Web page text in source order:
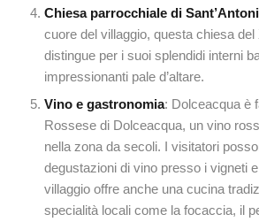
Chiesa parrocchiale di
cuore del villaggio, questa chiesa
distingue per i suoi splendidi interni
impressionanti pale d’altare.
Vino e gastronomia: Dolceacqua è
Rossese di Dolceacqua, un vino
nella zona da secoli. I visitatori
degustazioni di vino presso i vigneti
villaggio offre anche una cucina
specialità locali come la focaccia, il